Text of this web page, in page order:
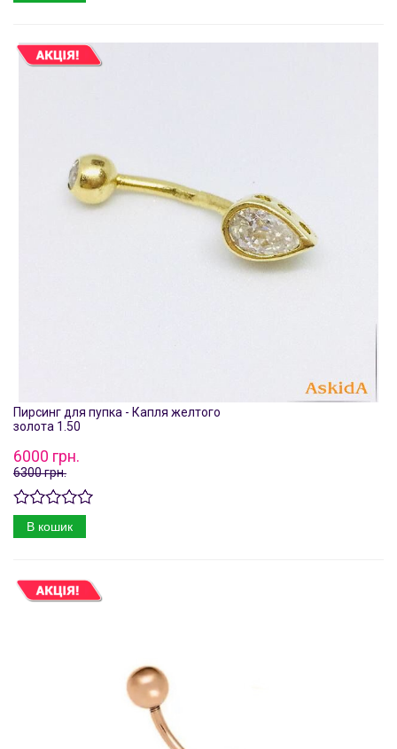
Пирсинг для пупка - Капля желтого
золота 1.50
6000 грн.
6300 грн.
В кошик